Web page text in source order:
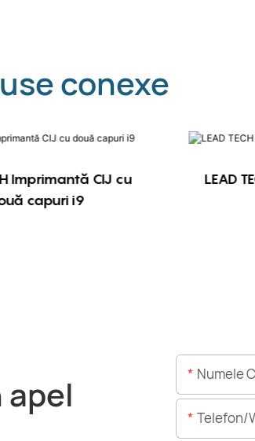
conexe
Imprimantă CIJ cu
capuri i9
LEAD
Numele
Telefon/